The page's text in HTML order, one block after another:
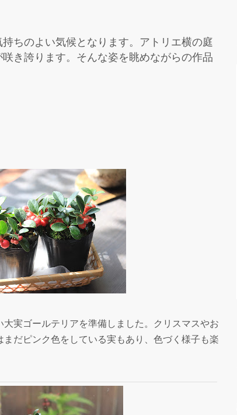
ちのよい気候となります。アトリエ横の庭
き誇ります。そんな姿を眺めながらの作品
実ゴールテリアを準備しました。クリスマスやお
だピンク色をしている実もあり、色づく様子も楽